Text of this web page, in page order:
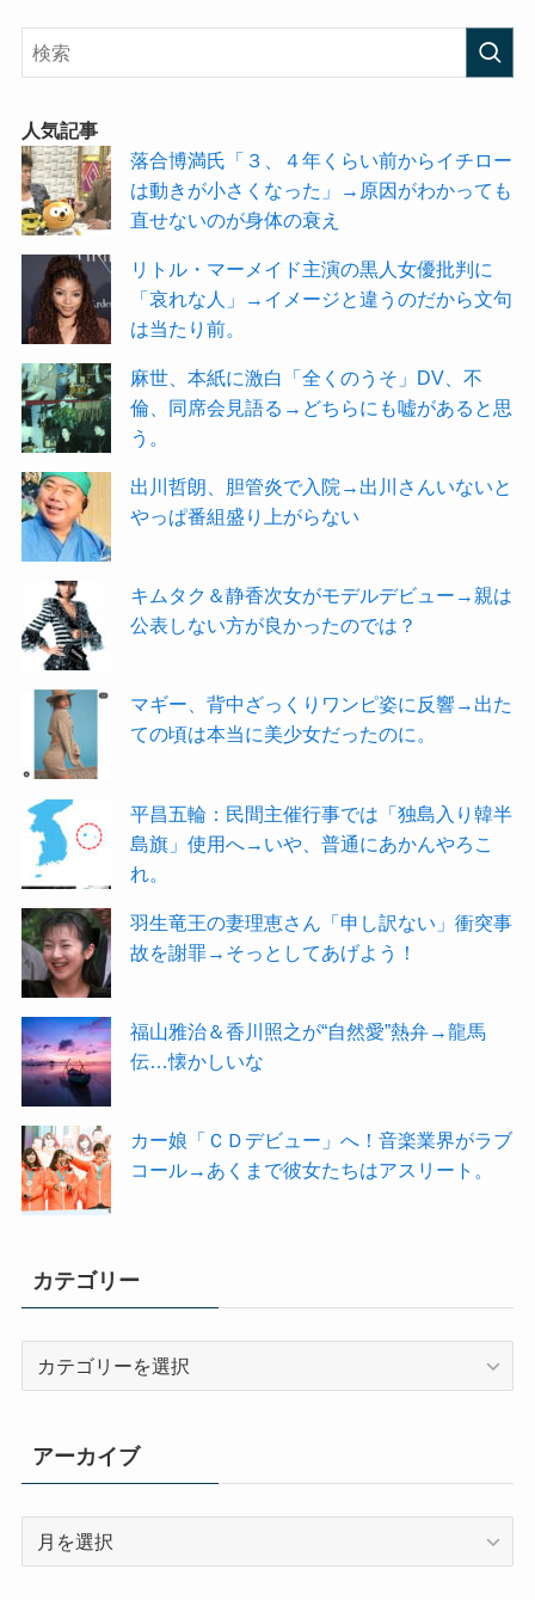
人気記事
落合博満氏「３、４年くらい前からイチロー
は動きが小さくなった」→原因がわかっても
直せないのが身体の衰え
リトル・マーメイド主演の黒人女優批判に
「哀れな人」→イメージと違うのだから文句
は当たり前。
麻世、本紙に激白「全くのうそ」DV、不
倫、同席会見語る→どちらにも嘘があると思
う。
出川哲朗、胆管炎で入院→出川さんいないと
やっぱ番組盛り上がらない
キムタク＆静香次女がモデルデビュー→親は
公表しない方が良かったのでは？
マギー、背中ざっくりワンピ姿に反響→出た
ての頃は本当に美少女だったのに。
平昌五輪：民間主催行事では「独島入り韓半
島旗」使用へ→いや、普通にあかんやろこ
れ。
羽生竜王の妻理恵さん「申し訳ない」衝突事
故を謝罪→そっとしてあげよう！
福山雅治＆香川照之が“自然愛”熱弁→龍馬
伝…懐かしいな
カー娘「ＣＤデビュー」へ！音楽業界がラブ
コール→あくまで彼女たちはアスリート。
カテゴリー
リ
ー
アーカイブ